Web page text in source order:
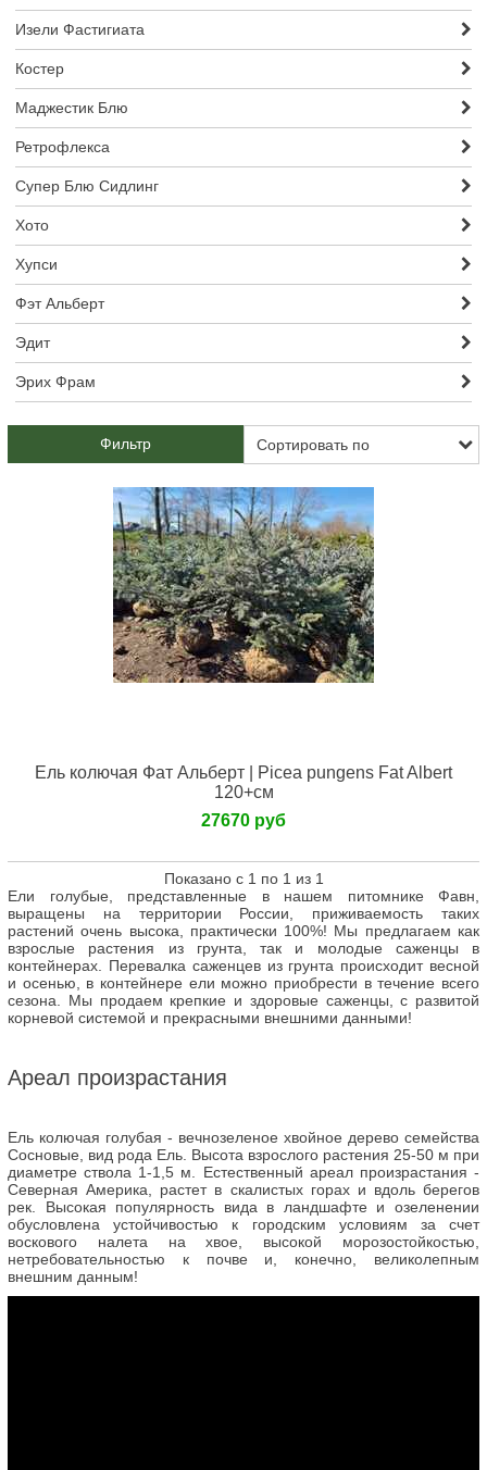
Изели Фастигиата
Костер
Маджестик Блю
Ретрофлекса
Супер Блю Сидлинг
Хото
Хупси
Фэт Альберт
Эдит
Эрих Фрам
Фильтр
Ель колючая Фат Альберт | Picea pungens Fat Albert
120+см
27670 руб
Показано с 1 по 1 из 1
Ели голубые, представленные в нашем питомнике Фавн,
выращены на территории России, приживаемость таких
растений очень высока, практически 100%! Мы предлагаем как
взрослые растения из грунта, так и молодые саженцы в
контейнерах. Перевалка саженцев из грунта происходит весной
и осенью, в контейнере ели можно приобрести в течение всего
сезона. Мы продаем крепкие и здоровые саженцы, с развитой
корневой системой и прекрасными внешними данными!
Ареал произрастания
Ель колючая голубая - вечнозеленое хвойное дерево семейства
Сосновые, вид рода Ель. Высота взрослого растения 25-50 м при
диаметре ствола 1-1,5 м. Естественный ареал произрастания -
Северная Америка, растет в скалистых горах и вдоль берегов
рек. Высокая популярность вида в ландшафте и озеленении
обусловлена устойчивостью к городским условиям за счет
воскового налета на хвое, высокой морозостойкостью,
нетребовательностью к почве и, конечно, великолепным
внешним данным!